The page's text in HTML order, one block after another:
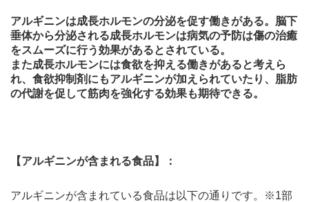
アルギニンは成長ホルモンの分泌を促す働きがある。脳下
垂体から分泌される成長ホルモンは病気の予防は傷の治癒
をスムーズに行う効果があるとされている。
また成長ホルモンには食欲を抑える働きがあると考えら
れ、食欲抑制剤にもアルギニンが加えられていたり、脂肪
の代謝を促して筋肉を強化する効果も期待できる。
【アルギニンが含まれる食品】：
アルギニンが含まれている食品は以下の通りです。※1部